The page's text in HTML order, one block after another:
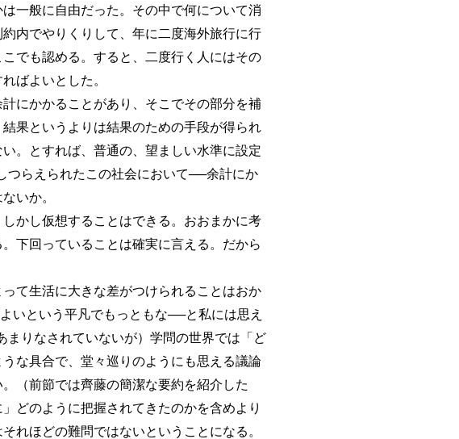
一般に自由だった。その中で何について消
内でやりくりして、年に二度海外旅行に行
でも認める。すると、二度行く人にはその
ばよいとした。
にかかることがあり、そこでその部分を補
果というよりは結果のための手段が得られ
。とすれば、普通の、望ましい水準に設定
つらえられたこの社会において──余計にか
いか。
かし仮想することはできる。おおまかに考
下回っていることは確実に言える。だから
て生活に大きな差がつけられることはおか
いという平凡でもっともな──と私には思え
りなされていないが）学問の世界では「ど
な具合で、堂々巡りのようにも思える議論
（前節では齊藤の簡潔な要約を紹介した
どのように把握されてきたのかを含めより
れほどの難問ではないということになる。